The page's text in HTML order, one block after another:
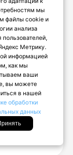
уже в
мы
файлы cookie и
анализа
пользователей,
Метрику.
информацией
как мы
ваши
вы можете
в нашей
обработки
данных